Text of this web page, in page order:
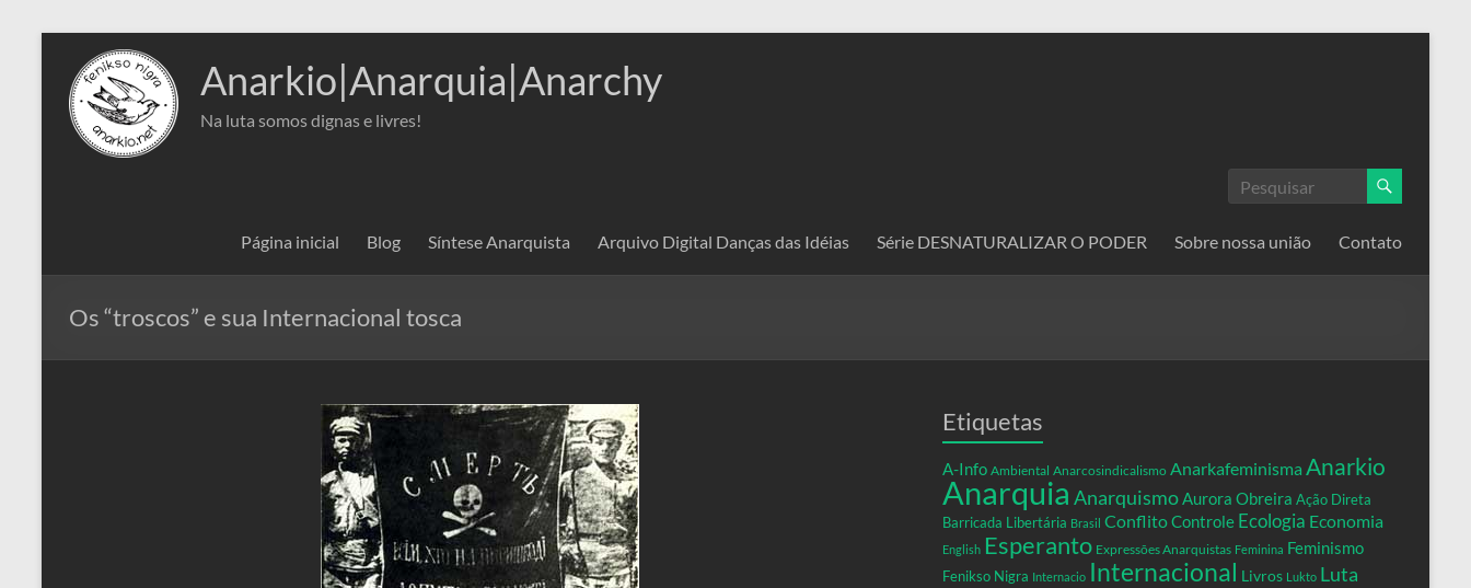
conteúdo
Anarkio|Anarquia|Anarchy
Na luta somos dignas e livres!
Página inicial Blog Síntese Anarquista Arquivo Digital Danças das Idéias Série DESNATURALIZAR O PODER Sobre nossa união Contato
Os “troscos” e sua Internacional tosca
Etiquetas
A-Info Ambiental Anarcosindicalismo Anarkafeminisma Anarkio
Anarquia AnarquismoAurora Obreira Ação Direta
Barricada Libertária Brasil ConflitoControle Ecologia Economia
English Esperanto Expressões Anarquistas Feminina Feminismo
Fenikso Nigra Internacio Internacional Livros Lukto Luta